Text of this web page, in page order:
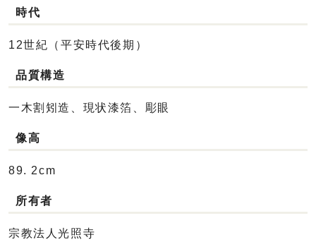
時代
12世紀（平安時代後期）
品質構造
一木割矧造、現状漆箔、彫眼
像高
89. 2cm
所有者
宗教法人光照寺